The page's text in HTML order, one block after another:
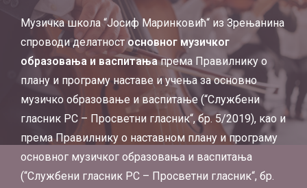
Музичка школа “Јосиф Маринковић“ из Зрењанина
спроводи делатност основног музичког
образовања и васпитањапрема Правилнику о
плану и програму наставе и учења за основно
музичко образовање и васпитање (“Службени
гласник РС – Просветни гласник“, бр. 5/2019), као и
према Правилнику о наставном плану и програму
основног музичког образовања и васпитања
(“Службени гласник РС – Просветни гласник“, бр.